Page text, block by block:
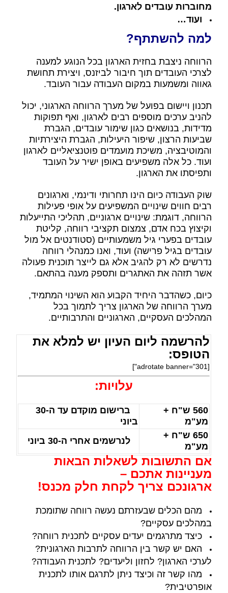
מחוברות עובדים לארגון.
ועוד…
למה להשתתף?
הרווחה ניצבת בחזית הארגון בכל הנוגע למענה
לצרכי העובדים תוך חיבור לביזנס, ויצירת תחושת
גאווה ומשמעות במקום העבודה עבור העובד.
תכנון ויישום בפועל של מערך הרווחה הארגוני, יכול
להניב ערכים מוספים רבים לארגון, ואף תפוקות
מדידות, בנושאים כגון שימור עובדים, הגברת
שביעות הרצון, שיפור היעילות, הגברת היצירתיות
והמוטיבציה, משיכת מועמדים פוטנציאליים לארגון
ועוד. כל אלה משפיעים באופן ישיר על העובד
ותפיסתו את הארגון.
שוק העבודה כיום הינו תחרותי ודינמי, וארגונים
רבים חווים שינויים המשפיעים על אופי פעילות
הרווחה, דוגמת: שינויים ארגוניים, תהליכי התייעלות
וקיצוץ בכח אדם, צמצום תקציבי רווחה, קליטת
עובדים בפערי גיל משמעותיים (סטודנטים אל מול
עובדים בגיל פרישה) ועוד, ואנו כמנהלי רווחה
נדרשים לא רק להגיב אלא גם לייצר תוכנית פעולה
אשר תזהה את האתגרים ותספק מענה בהתאם.
כיום, כשהדבר היחיד הקבוע הוא השינוי המתמיד,
מערך הרווחה של הארגון צריך לתמוך בכל
המהלכים העסקיים, הארגוניים והתרבותיים.
להרשמה ליום העיון יש למלא את
הטופס:
[adrotate banner="301"]
עלויות:
560 ש"ח +
מע"מ
ברישום מוקדם עד ה-30
ביוני
650 ש"ח +
מע"מ
לנרשמים אחרי ה-30 ביוני
אם התשובות לשאלות הבאות
מעניינות אתכם –
ארגונכם צריך לקחת חלק מכנס!
מהם הכלים שבעזרתם נעשה רווחה שתומכת
במהלכים עסקיים?
כיצד מתרגמים יעדים עסקיים לתכנית רווחה?
האם יש קשר בין הרווחה לתרבות הארגונית?
לערכי הארגון? לחזון וליעדים? לתכנית העבודה?
מהו קשר זה וכיצד ניתן לתרגם אותו לתכנית
אופרטיבית?